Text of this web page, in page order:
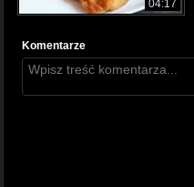
04:17
Komentarze